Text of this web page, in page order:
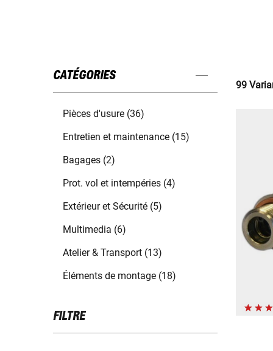
CATÉGORIES
Pièces d'usure (36)
Entretien et maintenance (15)
Bagages (2)
Prot. vol et intempéries (4)
Extérieur et Sécurité (5)
Multimedia (6)
Atelier & Transport (13)
Éléments de montage (18)
FILTRE
99